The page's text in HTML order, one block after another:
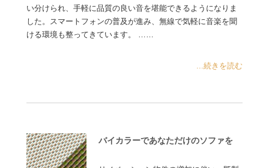
い分けられ、手軽に品質の良い音を堪能できるようになりま
した。スマートフォンの普及が進み、無線で気軽に音楽を聞
ける環境も整ってきています。 ……
...続きを読む
バイカラーであなただけのソファを